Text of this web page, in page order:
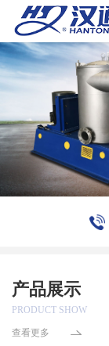
产品展示
PRODUCT SHOW
查看更多